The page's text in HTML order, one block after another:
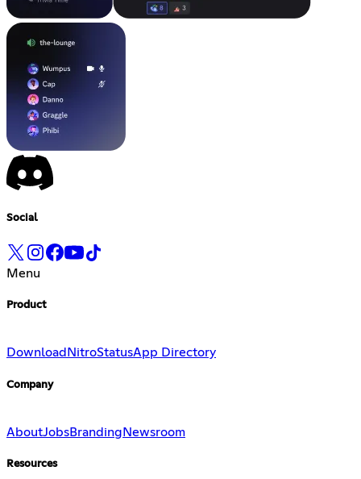
Social
Menu
Product
Download NitroStatusApp Directory
Company
AboutJobsBranding Newsroom
Resources